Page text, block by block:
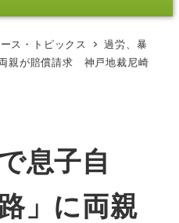
ス・トピックス
過労、暴
親が賠償請求 神戸地裁尼崎
息子自
」に両親